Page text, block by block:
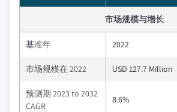
市场规模与增长
基准年 2022
市场规模在 2022 USD 127.7 Million
预测期 2023 to 2032
CAGR
8.6%